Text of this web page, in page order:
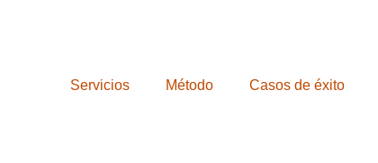
Servicios Método Casos de éxito